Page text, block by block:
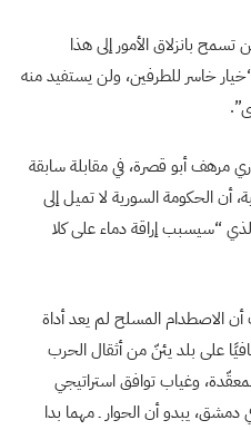
بانزلاق الأمور إلى هذا
خاسر للطرفين، ولن يستفيد منه
مرهف أبو قصرة، في مقابلة سابقة
الحكومة السورية لا تميل إلى
“سيسبب إراقة دماء على كلا
الاصطدام المسلح لم يعد أداة
على بلد يئنّ من أثقال الحرب
وغياب توافق استراتيجي
يبدو أن الحوار ـ مهما بدا